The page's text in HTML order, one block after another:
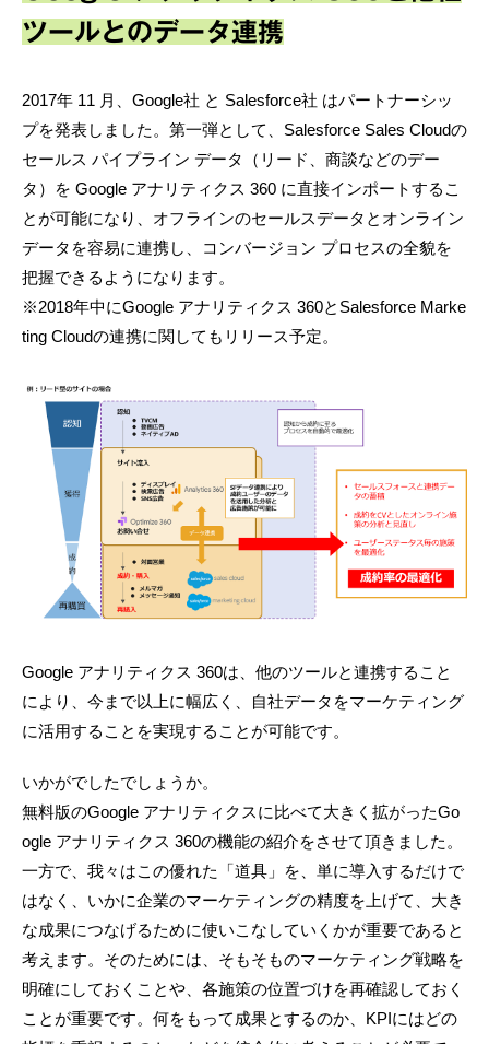
ツールとのデータ連携
2017年 11 月、Google社 と Salesforce社 はパートナーシッ
プを発表しました。第一弾として、Salesforce Sales Cloudの
セールス パイプライン データ（リード、商談などのデー
タ）を Google アナリティクス 360 に直接インポートするこ
とが可能になり、オフラインのセールスデータとオンライン
データを容易に連携し、コンバージョン プロセスの全貌を
把握できるようになります。
※2018年中にGoogle アナリティクス 360とSalesforce Marke
ting Cloudの連携に関してもリリース予定。
Google アナリティクス 360は、他のツールと連携すること
により、今まで以上に幅広く、自社データをマーケティング
に活用することを実現することが可能です。
いかがでしたでしょうか。
無料版のGoogle アナリティクスに比べて大きく拡がったGo
ogle アナリティクス 360の機能の紹介をさせて頂きました。
一方で、我々はこの優れた「道具」を、単に導入するだけで
はなく、いかに企業のマーケティングの精度を上げて、大き
な成果につなげるために使いこなしていくかが重要であると
考えます。そのためには、そもそものマーケティング戦略を
明確にしておくことや、各施策の位置づけを再確認しておく
ことが重要です。何をもって成果とするのか、KPIにはどの